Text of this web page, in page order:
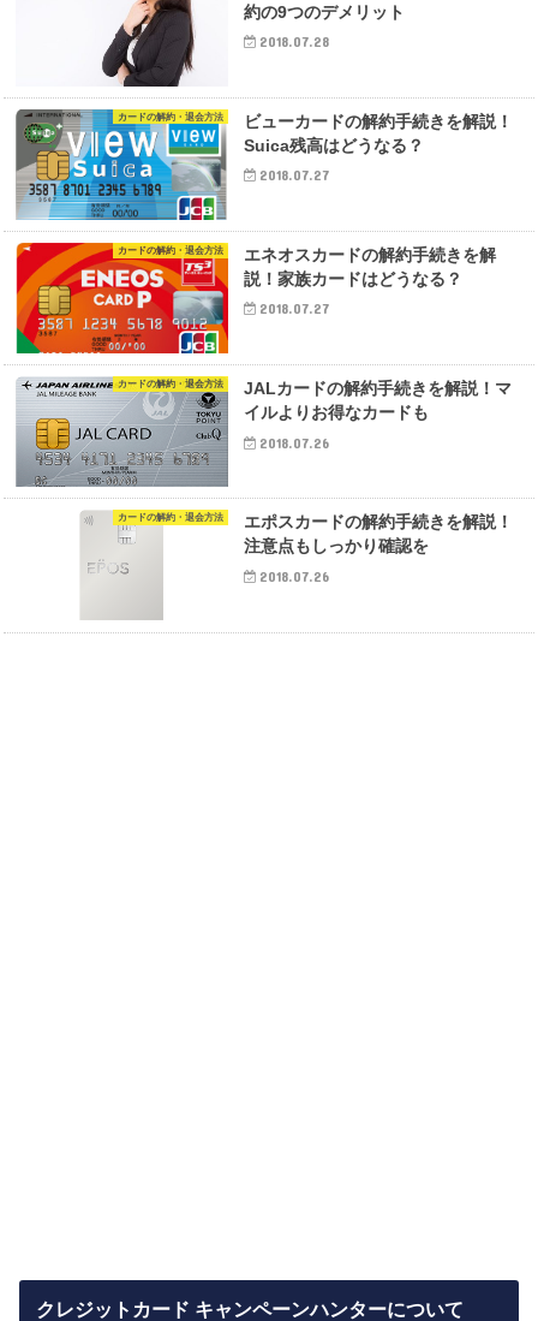
約の9つのデメリット
2018.07.28
カードの解約・退会方法
ビューカードの解約手続きを解説！
Suica残高はどうなる？
2018.07.27
カードの解約・退会方法
エネオスカードの解約手続きを解
説！家族カードはどうなる？
2018.07.27
カードの解約・退会方法
JALカードの解約手続きを解説！マ
イルよりお得なカードも
2018.07.26
カードの解約・退会方法
エポスカードの解約手続きを解説！
注意点もしっかり確認を
2018.07.26
クレジットカード キャンペーンハンターについて